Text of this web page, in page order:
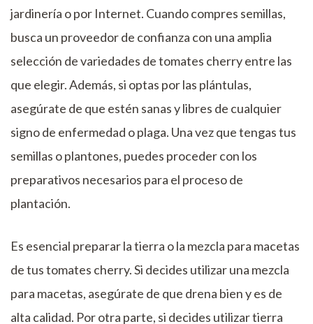
jardinería o por Internet. Cuando compres semillas,
busca un proveedor de confianza con una amplia
selección de variedades de tomates cherry entre las
que elegir. Además, si optas por las plántulas,
asegúrate de que estén sanas y libres de cualquier
signo de enfermedad o plaga. Una vez que tengas tus
semillas o plantones, puedes proceder con los
preparativos necesarios para el proceso de
plantación.
Es esencial preparar la tierra o la mezcla para macetas
de tus tomates cherry. Si decides utilizar una mezcla
para macetas, asegúrate de que drena bien y es de
alta calidad. Por otra parte, si decides utilizar tierra